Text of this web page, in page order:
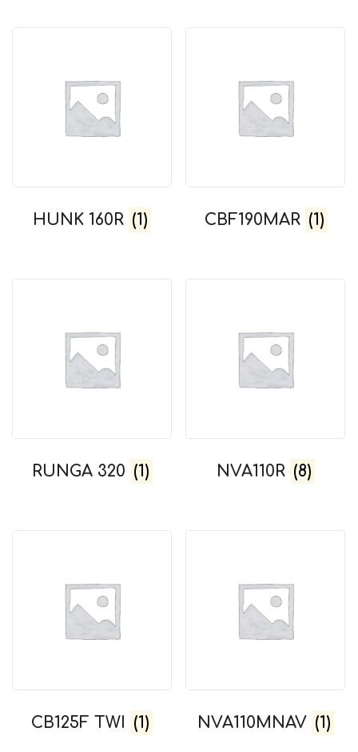
HUNK 160R (1) CBF190MAR (1)
RUNGA 320 (1) NVA110R (8)
CB125F TWI (1) NVA110MNAV (1)